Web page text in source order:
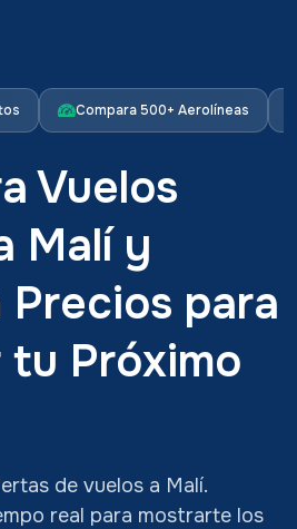
Compara 500+ Aerolíneas
Vuelos
Malí y
Precios para
tu Próximo
de vuelos a Malí.
real para mostrarte los